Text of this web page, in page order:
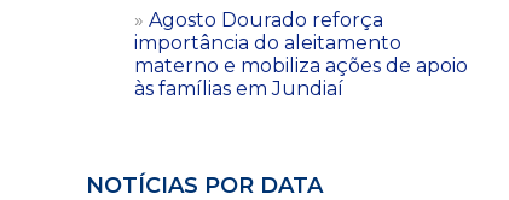
Agosto Dourado reforça
importância do aleitamento
materno e mobiliza ações de apoio
às famílias em Jundiaí
NOTÍCIAS POR DATA